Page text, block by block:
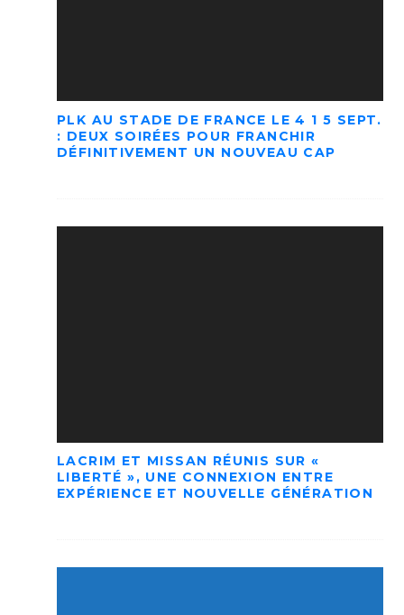
PLK AU STADE DE FRANCE LE 4 1 5 SEPT.
: DEUX SOIRÉES POUR FRANCHIR
DÉFINITIVEMENT UN NOUVEAU CAP
LACRIM ET MISSAN RÉUNIS SUR «
LIBERTÉ », UNE CONNEXION ENTRE
EXPÉRIENCE ET NOUVELLE GÉNÉRATION